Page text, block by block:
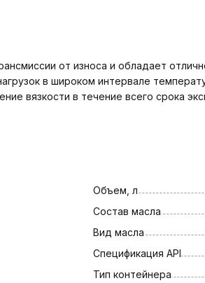
от износа и обладает
в широком интервале
вязкости в течение всего срока
Объем, л
Состав масла
Вид масла
Спецификация API
Тип контейнера